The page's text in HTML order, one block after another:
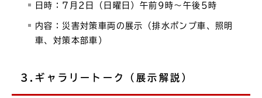
日時：7月2日（日曜日）午前9時～午後5時
内容：災害対策車両の展示（排水ポンプ車、照明
車、対策本部車）
3.ギャラリートーク（展示解説）